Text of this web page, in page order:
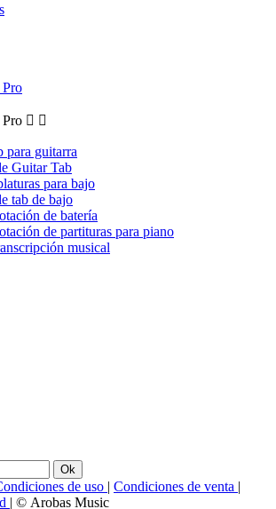
 
para guitarra
Guitar Tab
para bajo
tab de bajo
de batería
de partituras para piano
musical
de uso | Condiciones de venta |
| © Arobas Music